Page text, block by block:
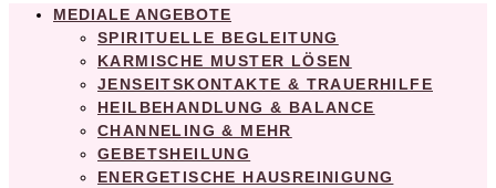
MEDIALE ANGEBOTE
SPIRITUELLE BEGLEITUNG
KARMISCHE MUSTER LÖSEN
JENSEITSKONTAKTE & TRAUERHILFE
HEILBEHANDLUNG & BALANCE
CHANNELING & MEHR
GEBETSHEILUNG
ENERGETISCHE HAUSREINIGUNG